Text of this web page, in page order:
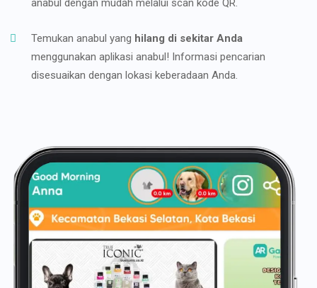
anabul dengan mudah melalui scan kode QR.
Temukan anabul yang hilang di sekitar Anda
menggunakan aplikasi anabul! Informasi pencarian
disesuaikan dengan lokasi keberadaan Anda.